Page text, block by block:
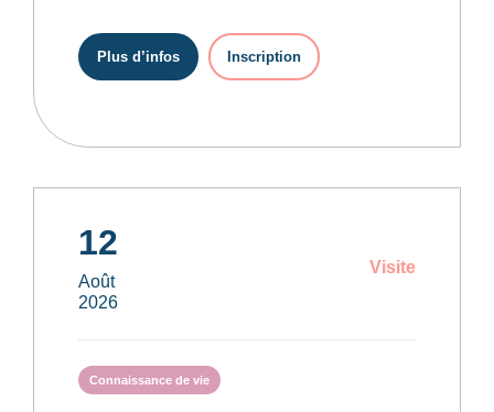
Plus d’infos Inscription
12
Août
2026
Visite
Connaissance de vie